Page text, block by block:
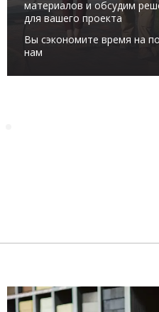
материалов и обсудим
для вашего проекта
Вы сэкономите время на
нам